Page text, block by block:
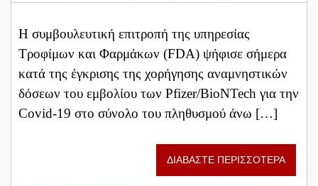
Η συμβουλευτική επιτροπή της υπηρεσίας
Τροφίμων και Φαρμάκων (FDA) ψήφισε σήμερα
κατά της έγκρισης της χορήγησης αναμνηστικών
δόσεων του εμβολίου των Pfizer/BioNTech για την
Covid-19 στο σύνολο του πληθυσμού άνω […]
ΔΙΑΒΑΣΤΕ ΠΕΡΙΣΣΟΤΕΡΑ